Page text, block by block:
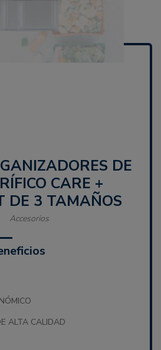
CARE +
DE 3 TAMAÑOS
Accesorios
ALTA CALIDAD